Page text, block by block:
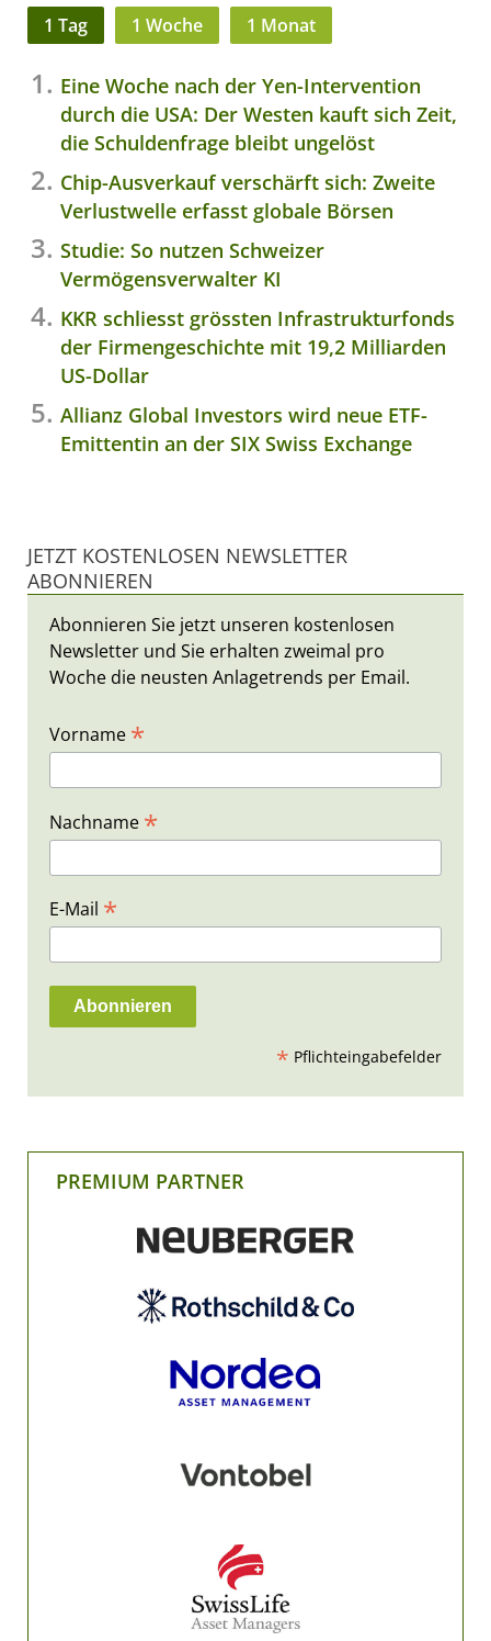
1 Tag 1 Woche 1 Monat
Eine Woche nach der Yen-Intervention
durch die USA: Der Westen kauft sich Zeit,
die Schuldenfrage bleibt ungelöst
Chip-Ausverkauf verschärft sich: Zweite
Verlustwelle erfasst globale Börsen
Studie: So nutzen Schweizer
Vermögensverwalter KI
KKR schliesst grössten Infrastrukturfonds
der Firmengeschichte mit 19,2 Milliarden
US-Dollar
Allianz Global Investors wird neue ETF-
Emittentin an der SIX Swiss Exchange
JETZT KOSTENLOSEN NEWSLETTER
ABONNIEREN
Abonnieren Sie jetzt unseren kostenlosen
Newsletter und Sie erhalten zweimal pro
Woche die neusten Anlagetrends per Email.
Vorname *
Nachname *
E-Mail *
* Pflichteingabefelder
PREMIUM PARTNER